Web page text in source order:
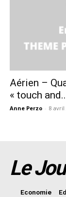
Aérien –
« touch
Anne Perzo - 8 avril
Le
Economie